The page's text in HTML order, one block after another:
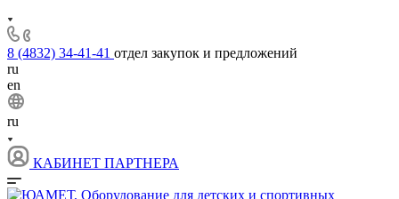
8 (4832) 34-41-41 отдел закупок и предложений
ru
en
ru
КАБИНЕТ ПАРТНЕРА